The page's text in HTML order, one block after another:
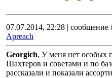
07.07.2014, 22:28 | сообщение
Apreach
Georgich, У меня нет особых
Шахтеров и советами и по
рассказали и показали